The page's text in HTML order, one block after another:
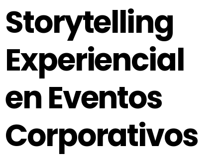
Storytelling
Experiencial
en Eventos
Corporativos